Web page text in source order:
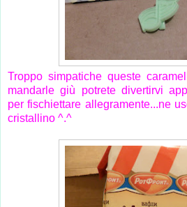
Troppo simpatiche queste
mandarle giù potrete divertirvi
per fischiettare allegramente...ne
cristallino ^.^